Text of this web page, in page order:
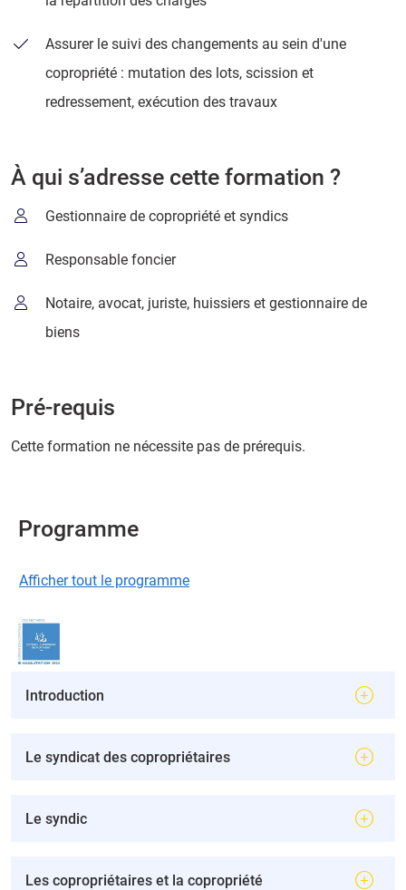
Assurer le suivi des changements au sein d'une
copropriété : mutation des lots, scission et
redressement, exécution des travaux
À qui s’adresse cette formation ?
Gestionnaire de copropriété et syndics
Responsable foncier
Notaire, avocat, juriste, huissiers et gestionnaire de
biens
Pré-requis
Cette formation ne nécessite pas de prérequis.
Programme
Afficher tout le programme
Introduction
Le syndicat des copropriétaires
Le syndic
Les copropriétaires et la copropriété